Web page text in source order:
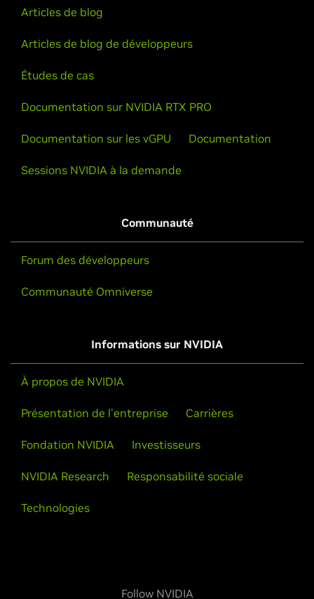
Articles de blog
Articles de blog de développeurs
Études de cas
Documentation sur NVIDIA RTX PRO
Documentation sur les vGPU Documentation
Sessions NVIDIA à la demande
Communauté
Forum des développeurs
Communauté Omniverse
Informations sur NVIDIA
À propos de NVIDIA
Présentation de l'entreprise Carrières
Fondation NVIDIA Investisseurs
NVIDIA Research Responsabilité sociale
Technologies
Follow NVIDIA